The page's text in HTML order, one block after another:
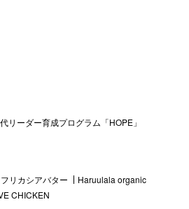
リーダー育成プログラム「HOPE」
リカシアバター
Haruulala organic
CHICKEN